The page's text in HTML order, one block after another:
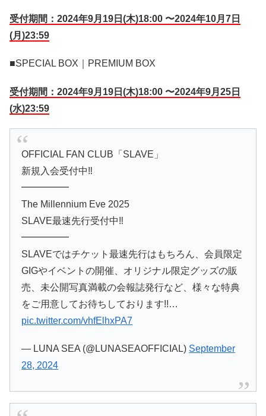
受付期間：2024年9月19日(木)18:00 〜2024年10月7日
(月)23:59
■SPECIAL BOX｜PREMIUM BOX
受付期間：2024年9月19日(木)18:00 〜2024年9月25日
(水)23:59
OFFICIAL FAN CLUB「SLAVE」
新規入会受付中‼️
━━━━━
The Millennium Eve 2025
SLAVE最速先行受付中‼️
━━━━━
SLAVEではチケット最速先行はもちろん、会員限定
GIGやイベントの開催、オリジナル限定グッズの販
売、未公開写真満載の会報誌発行など、様々な特典
をご用意してお待ちしております!!…
pic.twitter.com/vhfElhxPA7
— LUNA SEA (@LUNASEAOFFICIAL) September
28, 2024